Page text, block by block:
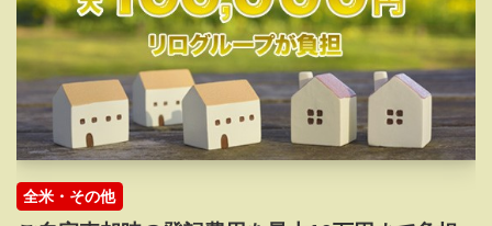
全米・その他